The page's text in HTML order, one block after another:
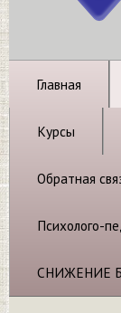
Главная
Курсы
Обратная
Психолого-
СНИЖЕНИЕ